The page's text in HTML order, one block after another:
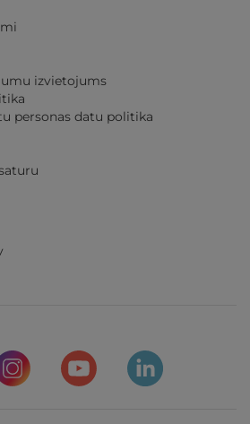
izvietojums
personas datu politika